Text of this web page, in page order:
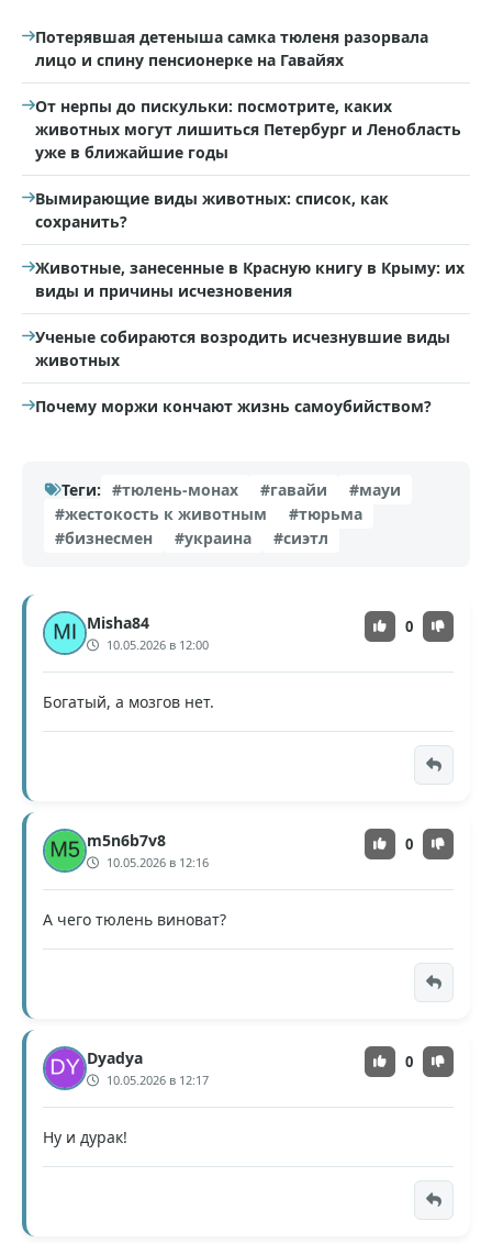
Потерявшая детеныша самка тюленя разорвала
лицо и спину пенсионерке на Гавайях
От нерпы до пискульки: посмотрите, каких
животных могут лишиться Петербург и Ленобласть
уже в ближайшие годы
Вымирающие виды животных: список, как
сохранить?
Животные, занесенные в Красную книгу в Крыму: их
виды и причины исчезновения
Ученые собираются возродить исчезнувшие виды
животных
Почему моржи кончают жизнь самоубийством?
Теги: #тюлень-монах #гавайи
#мауи
#жестокость к животным
#тюрьма
#бизнесмен
#украина #сиэтл
Misha84
10.05.2026 в 12:00
0
Богатый, а мозгов нет.
m5n6b7v8
10.05.2026 в 12:16
0
А чего тюлень виноват?
Dyadya
10.05.2026 в 12:17
0
Ну и дурак!